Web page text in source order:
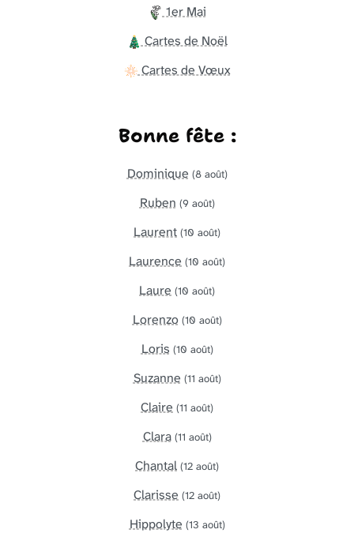
1er Mai
Cartes de Noël
Cartes de Vœux
Bonne fête :
Dominique (8 août)
Ruben (9 août)
Laurent (10 août)
Laurence (10 août)
Laure (10 août)
Lorenzo (10 août)
Loris (10 août)
Suzanne (11 août)
Claire (11 août)
Clara (11 août)
Chantal (12 août)
Clarisse (12 août)
Hippolyte (13 août)